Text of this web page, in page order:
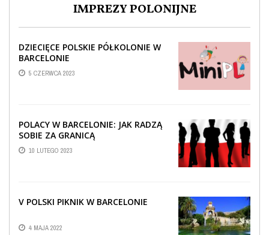
IMPREZY POLONIJNE
DZIECIĘCE POLSKIE PÓŁKOLONIE W
BARCELONIE
5 CZERWCA 2023
POLACY W BARCELONIE: JAK RADZĄ
SOBIE ZA GRANICĄ
10 LUTEGO 2023
V POLSKI PIKNIK W BARCELONIE
4 MAJA 2022